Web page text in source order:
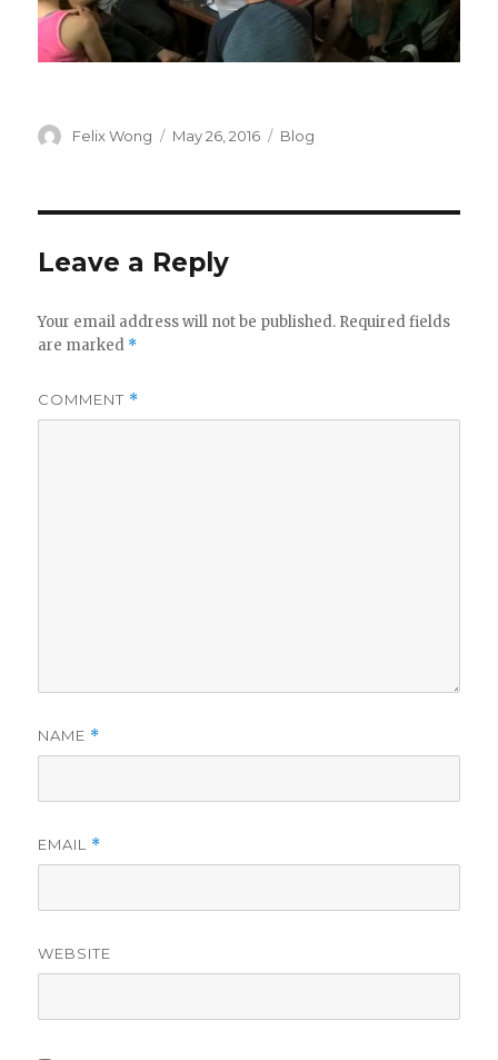
Author
Felix Wong
Posted
May 26, 2016 Categories
Blog
Leave a Reply
Your email address will not be published. Required fields
are marked *
COMMENT *
NAME *
EMAIL *
WEBSITE